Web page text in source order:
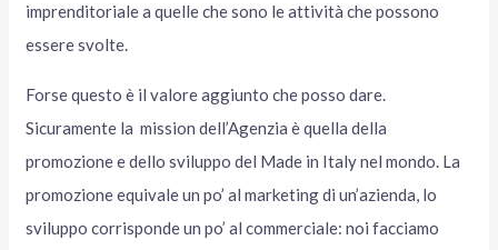
imprenditoriale a quelle che sono le attività che possono
essere svolte.
Forse questo è il valore aggiunto che posso dare.
Sicuramente la mission dell’Agenzia è quella della
promozione e dello sviluppo del Made in Italy nel mondo. La
promozione equivale un po’ al marketing di un’azienda, lo
sviluppo corrisponde un po’ al commerciale: noi facciamo